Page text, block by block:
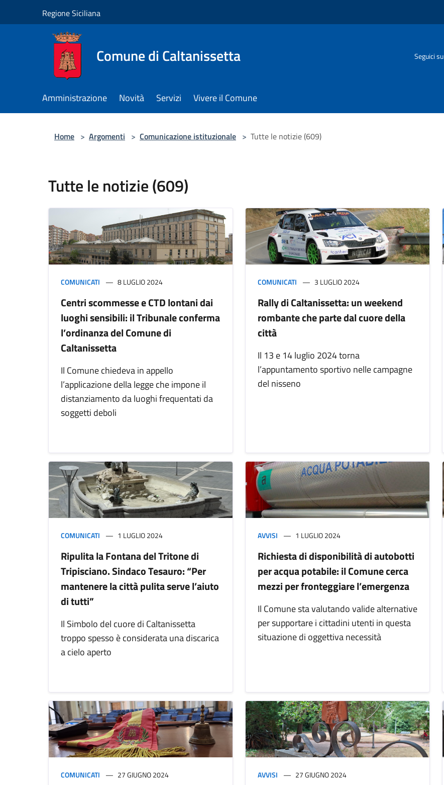
Regione Siciliana
Comune di Caltanissetta Seguici su
Amministrazione Novità Servizi Vivere il Comune
Home > Argomenti > Comunicazione istituzionale > Tutte le notizie (609)
Tutte le notizie (609)
COMUNICATI 8 LUGLIO 2024
Centri scommesse e CTD lontani dai
luoghi sensibili: il Tribunale conferma
l’ordinanza del Comune di
Caltanissetta
Il Comune chiedeva in appello
l’applicazione della legge che impone il
distanziamento da luoghi frequentati da
soggetti deboli
COMUNICATI 3 LUGLIO 2024
Rally di Caltanissetta: un weekend
rombante che parte dal cuore della
città
Il 13 e 14 luglio 2024 torna
l’appuntamento sportivo nelle campagne
del nisseno
COMUNICATI 1 LUGLIO 2024
Ripulita la Fontana del Tritone di
Tripisciano. Sindaco Tesauro: “Per
mantenere la città pulita serve l’aiuto
di tutti”
Il Simbolo del cuore di Caltanissetta
troppo spesso è considerata una discarica
a cielo aperto
AVVISI 1 LUGLIO 2024
Richiesta di disponibilità di autobotti
per acqua potabile: il Comune cerca
mezzi per fronteggiare l’emergenza
Il Comune sta valutando valide alternative
per supportare i cittadini utenti in questa
situazione di oggettiva necessità
COMUNICATI 27 GIUGNO 2024 AVVISI 27 GIUGNO 2024